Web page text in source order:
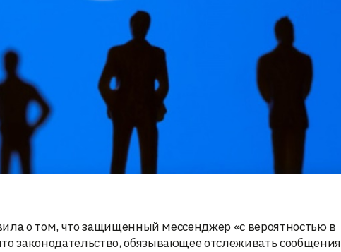
о том, что защищенный мессенджер «с вероятностью в
законодательство, обязывающее отслеживать сообщения